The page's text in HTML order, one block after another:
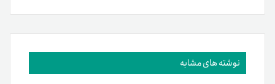
نوشته های مشابه